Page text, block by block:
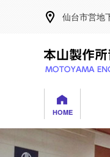
仙台市営地
HOME